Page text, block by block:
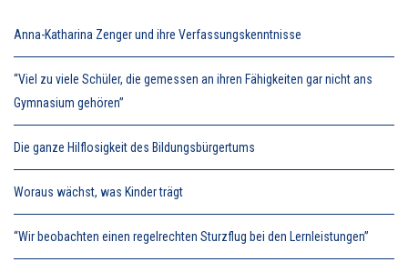
Anna-Katharina Zenger und ihre Verfassungskenntnisse
“Viel zu viele Schüler, die gemessen an ihren Fähigkeiten gar nicht ans
Gymnasium gehören”
Die ganze Hilflosigkeit des Bildungsbürgertums
Woraus wächst, was Kinder trägt
“Wir beobachten einen regelrechten Sturzflug bei den Lernleistungen”